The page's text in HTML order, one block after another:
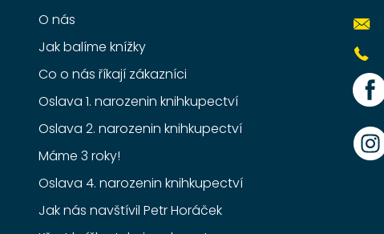
O nás
Jak balíme knížky
Co o nás říkají zákazníci
Oslava 1. narozenin knihkupectví
Oslava 2. narozenin knihkupectví
Máme 3 roky!
Oslava 4. narozenin knihkupectví
Jak nás navštívil Petr Horáček